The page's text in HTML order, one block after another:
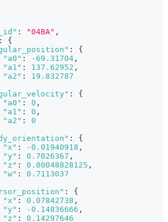
: "04BA" ,
:
{
:
{
"a0" : -69.31704 ,
"a1" : 137.62952 ,
"a2" :
19.832787
:
{
"a0" : 0 ,
"a1" : 0 ,
"a2" :
0
:
{
"x" : -0.01940918 ,
"y" : 0.7026367 ,
"z" : 0.00048828125 ,
"w" :
0.7113037
:
{
"x" : 0.07842738 ,
"y" : -0.14836666 ,
"z" :
0.14297646